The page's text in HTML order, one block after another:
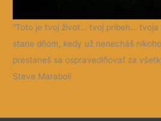
“Toto je tvoj život… tvoj príbeh… tvoja
stane dňom, kedy už nenecháš
prestaneš sa ospravedlňovať za
Steve Maraboli